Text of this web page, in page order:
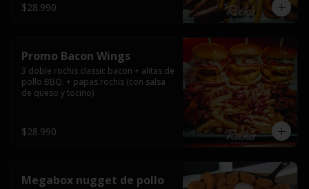
$28.990
Promo Bacon Wings
3 doble rochis classic bacon + alitas de
pollo BBQ. + papas rochis (con salsa
de queso y tocino).
$28.990
Megabox nugget de pollo